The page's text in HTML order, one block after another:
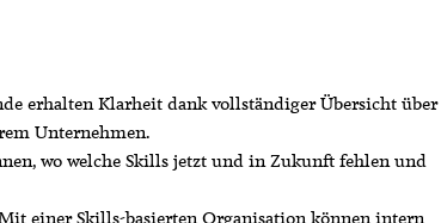
erhalten Klarheit dank vollständiger Übersicht über
Unternehmen.
wo welche Skills jetzt und in Zukunft fehlen und
einer Skills-basierten Organisation können intern